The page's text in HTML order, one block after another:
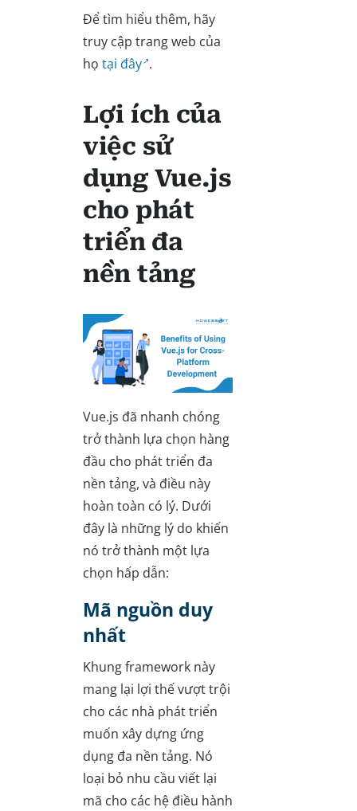
Để tìm hiểu thêm, hãy
truy cập trang web của
họ tại đây .
Lợi ích của
việc sử
dụng Vue.js
cho phát
triển đa
nền tảng
Vue.js đã nhanh chóng
trở thành lựa chọn hàng
đầu cho phát triển đa
nền tảng, và điều này
hoàn toàn có lý. Dưới
đây là những lý do khiến
nó trở thành một lựa
chọn hấp dẫn:
Mã nguồn duy
nhất
Khung framework này
mang lại lợi thế vượt trội
cho các nhà phát triển
muốn xây dựng ứng
dụng đa nền tảng. Nó
loại bỏ nhu cầu viết lại
mã cho các hệ điều hành